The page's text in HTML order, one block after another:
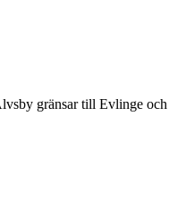
gränsar till Evlinge och